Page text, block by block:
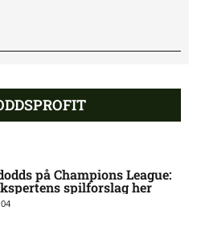
10:23 pm
på Champions League:
spilforslag her